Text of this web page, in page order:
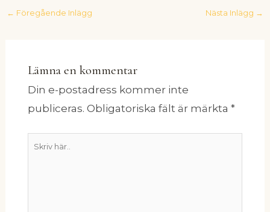
← Föregående Inlägg Nästa Inlägg →
Lämna en kommentar
Din e-postadress kommer inte
publiceras. Obligatoriska fält är märkta *
Skriv